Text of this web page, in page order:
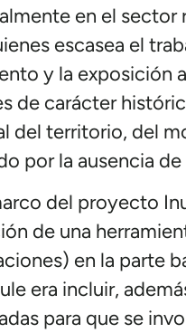
en el sector
escasea el
y la exposición
de carácter
del territorio, del
por la ausencia
del proyecto
de una
en la parte
era incluir,
para que se